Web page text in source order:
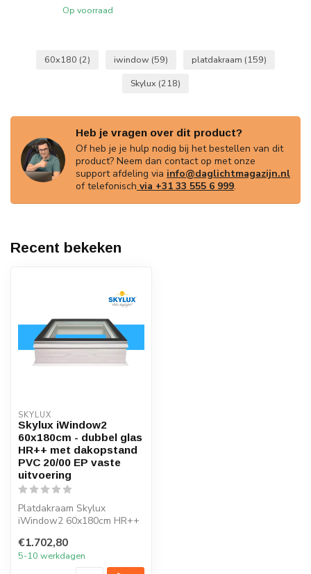
Op voorraad
60x180 (2) iwindow (59) platdakraam (159)
Skylux (218)
Heb je vragen over dit product?
Of heb je je hulp nodig bij het bestellen van dit
product? Neem dan contact op met onze
support afdeling via info@daglichtmagazijn.nl
of telefonisch via +31 33 555 6 999.
Recent bekeken
SKYLUX
Skylux iWindow2
60x180cm - dubbel glas
HR++ met dakopstand
PVC 20/00 EP vaste
uitvoering
Platdakraam Skylux
iWindow2 60x180cm HR++
€1.702,80
5-10 werkdagen